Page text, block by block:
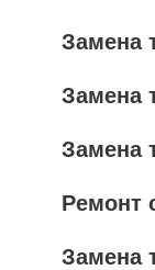
Замена
Замена
Замена
Ремонт
Замена